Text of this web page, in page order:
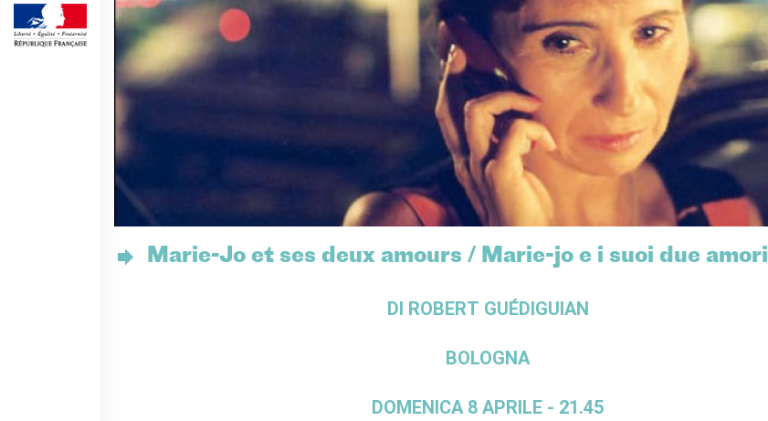
Frantastique
STUDIARE IN FRANCIA
Campus France
CERTIFICAZIONI
DELF scolaire
Delf Tout Public
ACPF - COOPERAZIONE
EDUCATIVA
Risorse per i docenti di
francese
Marie-Jo et ses deux amours / Marie-jo e i suoi due amori
DI ROBERT GUÉDIGUIAN
BOLOGNA
DOMENICA 8 APRILE - 21.45